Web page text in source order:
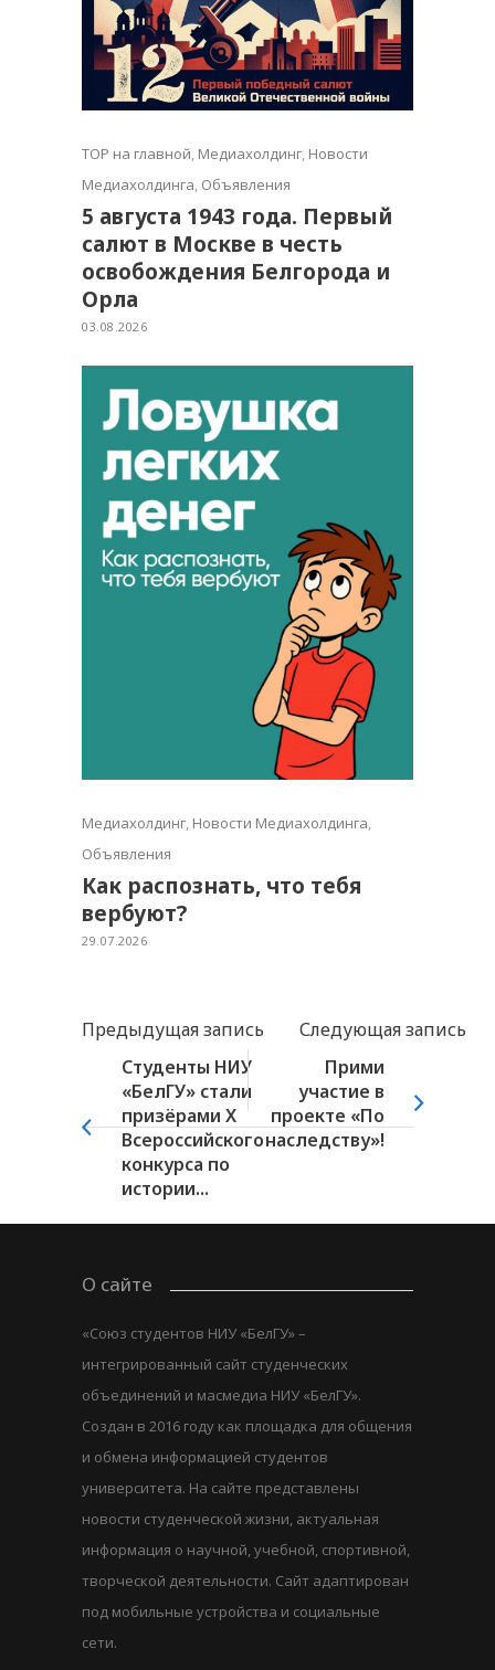
TOP на главной, Медиахолдинг, Новости
Медиахолдинга, Объявления
5 августа 1943 года. Первый
салют в Москве в честь
освобождения Белгорода и
Орла
03.08.2026
Медиахолдинг, Новости Медиахолдинга,
Объявления
Как распознать, что тебя
вербуют?
29.07.2026
Предыдущая запись
Следующая запись
Студенты НИУ
«БелГУ» стали
призёрами X
Всероссийского
конкурса по
истории...
Прими
участие в
проекте «По
наследству»!
О сайте
«Союз студентов НИУ «БелГУ» –
интегрированный сайт студенческих
объединений и масмедиа НИУ «БелГУ».
Создан в 2016 году как площадка для общения
и обмена информацией студентов
университета. На сайте представлены
новости студенческой жизни, актуальная
информация о научной, учебной, спортивной,
творческой деятельности. Сайт адаптирован
под мобильные устройства и социальные
сети.